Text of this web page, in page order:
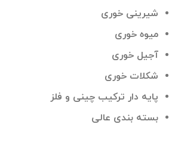
شیرینی خوری
میوه خوری
آجیل خوری
شکلات خوری
پایه دار ترکیب چینی و فلز
بسته بندی عالی